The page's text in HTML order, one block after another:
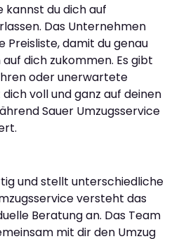
kannst du dich auf
Das Unternehmen
damit du genau
dich zukommen. Es gibt
oder unerwartete
voll und ganz auf deinen
Sauer Umzugsservice
und stellt unterschiedliche
versteht das
Beratung an. Das Team
mit dir den Umzug